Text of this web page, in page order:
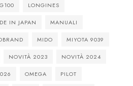
LONGINES
IN JAPAN MANUALI
MIDO MIYOTA 9039
NOVITÀ 2023 NOVITÀ 2024
OMEGA PILOT